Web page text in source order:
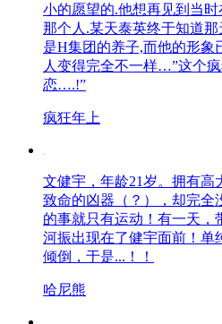
小的愿望的.他想再见到当
那个人.某天泰英终于知道
是H集团的养子,而他的形象
人变得完全不一样…”这个
恋….!”
疯狂年上
文健宇，年龄21岁。拥有高
致命的凶器（？），却完全
的事就只有运动！有一天，
河振出现在了健宇面前！单
倾倒，于是...！！
哈尼熊